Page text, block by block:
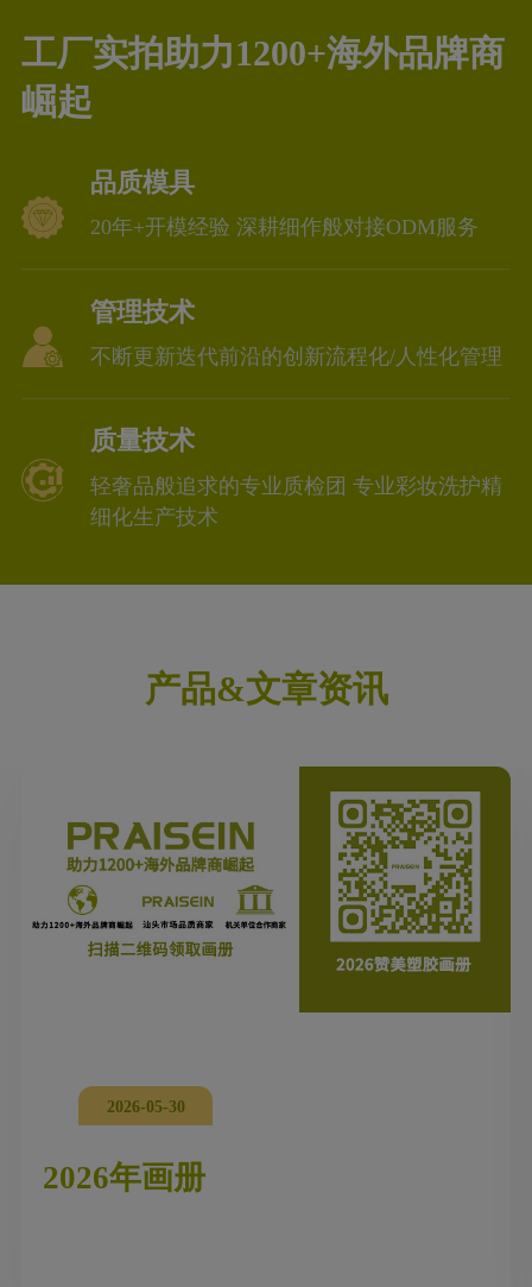
工厂实拍助力1200+海外品牌商
崛起
品质模具
20年+开模经验 深耕细作般对接ODM服务
管理技术
不断更新迭代前沿的创新流程化/人性化管理
质量技术
轻奢品般追求的专业质检团 专业彩妆洗护精
细化生产技术
产品&文章资讯
2026-05-30
2026年画册